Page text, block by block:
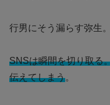
行男にそう漏らす弥生。
SNSは瞬間を切り取る
伝えてしまう。